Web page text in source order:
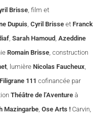
Brisse, film et
Dupuis, Cyril Brisse et Franck
, Sarah Hamoud , Azeddine
Romain Brisse, construction
, lumière Nicolas Faucheux,
Filigrane 111 cofinancée par
Théâtre de l’Aventure à
Mazingarbe, Ose Arts ! Carvin,